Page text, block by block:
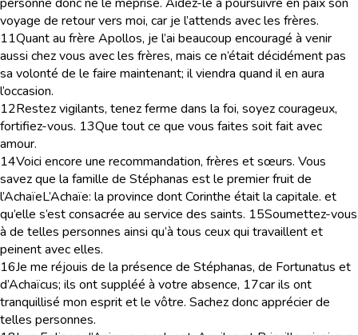
voyage de retour vers moi, car je l’attends avec les frères.
11Quant au frère Apollos, je l’ai beaucoup encouragé à venir
aussi chez vous avec les frères, mais ce n’était décidément pas
sa volonté de le faire maintenant; il viendra quand il en aura
l’occasion.
12Restez vigilants, tenez ferme dans la foi, soyez courageux,
fortifiez-vous. 13Que tout ce que vous faites soit fait avec
amour.
14Voici encore une recommandation, frères et sœurs. Vous
savez que la famille de Stéphanas est le premier fruit de
l’AchaïeL’Achaïe: la province dont Corinthe était la capitale. et
qu’elle s’est consacrée au service des saints. 15Soumettez-vous
à de telles personnes ainsi qu’à tous ceux qui travaillent et
peinent avec elles.
16Je me réjouis de la présence de Stéphanas, de Fortunatus et
d’Achaïcus; ils ont suppléé à votre absence, 17car ils ont
tranquillisé mon esprit et le vôtre. Sachez donc apprécier de
telles personnes.